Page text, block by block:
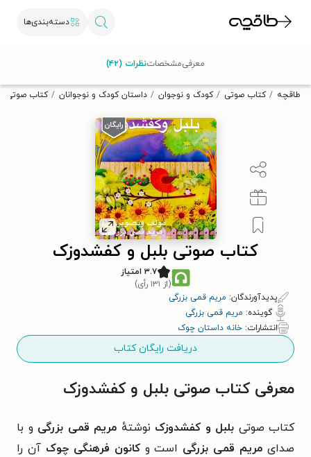
دسته‌بندی‌ها
تخفیف از طاقچه دریافت کن.
طاقچه کتاب صوتی کودک و نوجوان داستان کودک و نوجوانان کتاب صوتی
کتاب صوتی بلبل و کفشدوزک
۳.۷ امتیاز
(از ۱۳۱ رأی)
پدیدآورندگان: مریم قمی بزرگی
گوینده: مریم قمی بزرگی
انتشارات: خانه داستان چوک
دریافت رایگان کتاب
معرفیمشخصاتنظرات (۴۲)
معرفی کتاب صوتی بلبل و کفشدوزک
کتاب صوتی بلبل و کفشدوزک نوشتهٔ مریم قمی بزرگی و با
صدای مریم قمی بزرگی است وکانون فرهنگی چوکآن را